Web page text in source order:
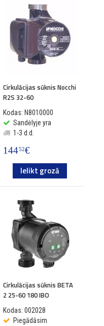
Cirkulācijas sūknis Nocchi
R2S 32-60
Kodas: N8010000
Sandėlyje yra
1-3 d.d.
14452€
Ielikt grozā
Cirkulācijas sūknis BETA
2 25-60 180 IBO
Kodas: 002028
Piegādāsim